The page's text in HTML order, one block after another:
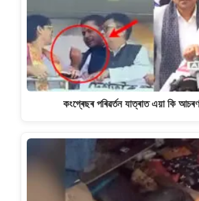
কংগ্ৰেছৰ পৰিৱৰ্তন যাত্ৰাত এয়া কি